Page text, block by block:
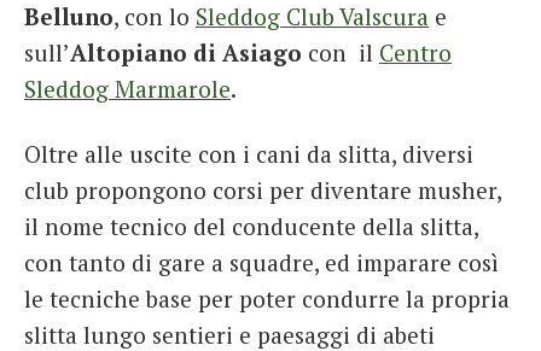
Belluno, con lo Sleddog Club Valscura e
sull’Altopiano di Asiago con il Centro
Sleddog Marmarole.
Oltre alle uscite con i cani da slitta, diversi
club propongono corsi per diventare musher,
il nome tecnico del conducente della slitta,
con tanto di gare a squadre, ed imparare così
le tecniche base per poter condurre la propria
slitta lungo sentieri e paesaggi di abeti